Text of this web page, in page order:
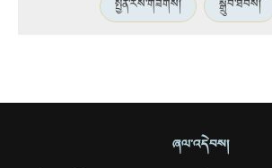
སྤྱན་རས་གཟིགས། སྒྲུབ་ཐབས།
ཞལ་འདེབས།